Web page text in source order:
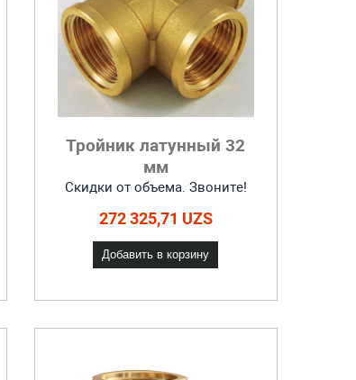
Тройник латунный 32
мм
Скидки от объема. Звоните!
272 325,71 UZS
Добавить в корзину